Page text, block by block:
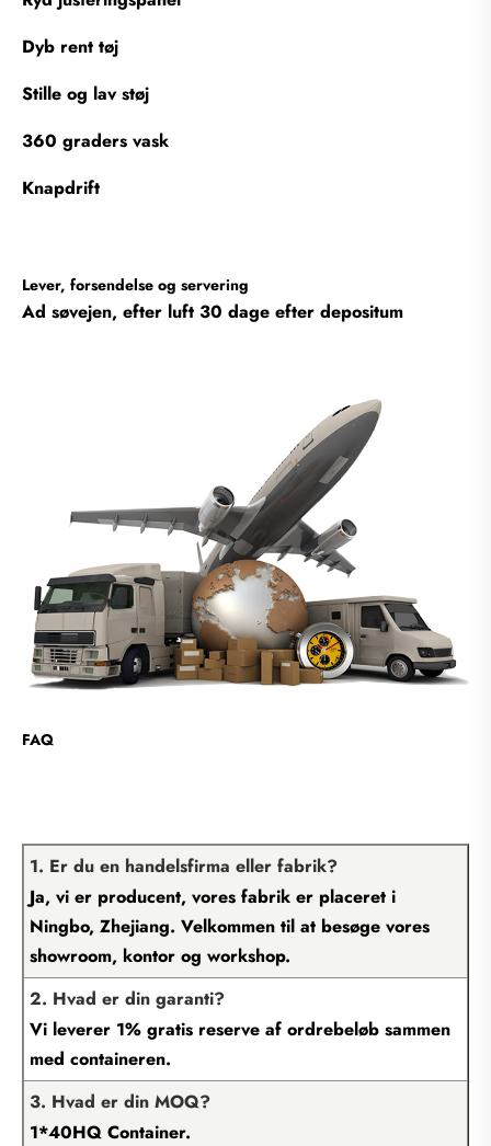
Dyb rent tøj
Stille og lav støj
360 graders vask
Knapdrift
Lever, forsendelse og servering
Ad søvejen, efter luft 30 dage efter depositum
FAQ
1. Er du en handelsfirma eller fabrik?
Ja, vi er producent, vores fabrik er placeret i
Ningbo, Zhejiang. Velkommen til at besøge vores
showroom, kontor og workshop.
2. Hvad er din garanti?
Vi leverer 1% gratis reserve af ordrebeløb sammen
med containeren.
3. Hvad er din MOQ?
1*40HQ Container.